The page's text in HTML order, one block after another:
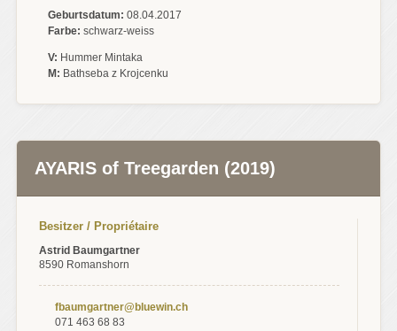
Geburtsdatum: 08.04.2017
Farbe: schwarz-weiss
V: Hummer Mintaka
M: Bathseba z Krojcenku
AYARIS of Treegarden (2019)
Besitzer / Propriétaire
Astrid Baumgartner
8590 Romanshorn
fbaumgartner@bluewin.ch
071 463 68 83